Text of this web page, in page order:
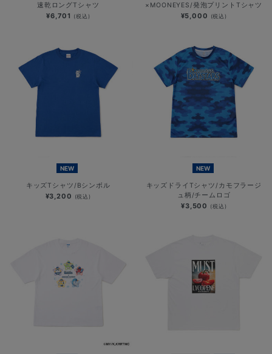
速乾ロングTシャツ
¥6,701 (税込)
×MOONEYES/発泡プリントTシャツ
¥5,000 (税込)
NEW
キッズTシャツ/Bシンボル
¥3,200 (税込)
NEW
キッズドライTシャツ/カモフラージ
ュ柄/チームロゴ
¥3,500 (税込)